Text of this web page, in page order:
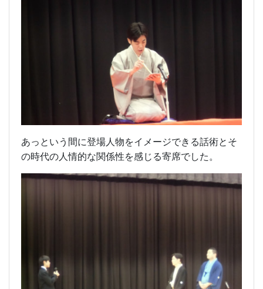
あっという間に登場人物をイメージできる話術とそ
の時代の人情的な関係性を感じる寄席でした。